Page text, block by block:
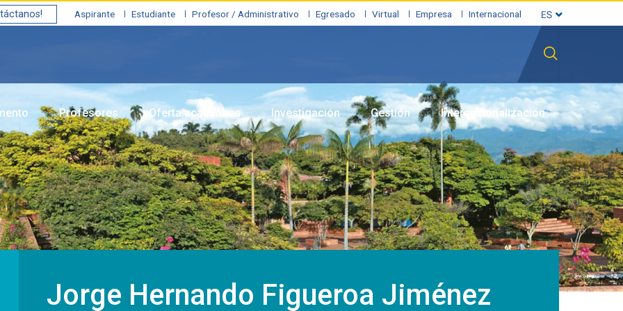
Aspirante Estudiante Profesor / Administrativo Egresado Virtual Empresa Internacional
Profesores Oferta académica Investigación Gestión Internacionalización
Jorge Hernando Figueroa Jiménez